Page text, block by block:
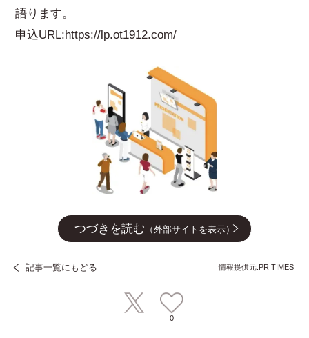
語ります。
申込URL:https://lp.ot1912.com/
つづきを読む （外部サイトを表示）
記事一覧にもどる 情報提供元:PR TIMES
0